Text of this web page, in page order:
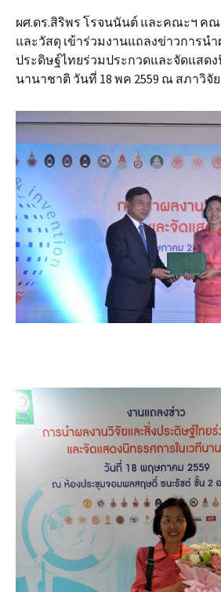
ผศ.ดร.สิริพร โรจนนันต์ และคณะฯ ค
และวัสดุ เข้าร่วมงานแถลงข่าวการน
ประดิษฐ์ไทยร่วมประกวดและจัดแสดง
นานาชาติ วันที่ 18 พค 2559 ณ สภาวิจัย